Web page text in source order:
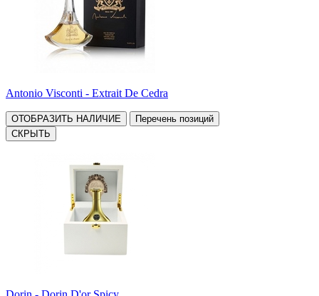
Antonio Visconti - Extrait De Cedra
ОТОБРАЗИТЬ НАЛИЧИЕ
Перечень позиций
СКРЫТЬ